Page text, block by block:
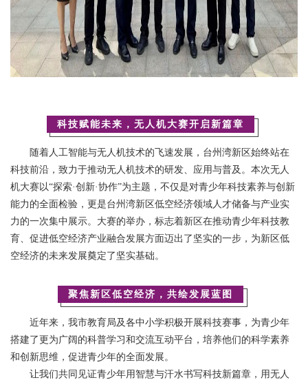
科技赋能未来，无人机大赛开启新篇章
随着人工智能与无人机技术的飞速发展，台州湾新区始终站在
科技前沿，致力于推动无人机技术的研发、应用与普及。本次无人
机大赛以“探索·创新·协作”为主题，不仅是对青少年科技素养与创新
能力的全面检验，更是台州湾新区低空经济领域人才储备与产业实
力的一次集中展示。大赛的举办，标志着新区在推动青少年科技教
育、促进低空经济产业融合发展方面迈出了坚实的一步，为新区低
空经济的未来发展奠定了坚实基础。
聚焦新区低空经济，共绘发展蓝图
近年来，我市教育局及各中小学积极开展科技赛事，为青少年
搭建了更为广阔的科普学习和交流互动平台，培养他们的科学素养
和创新思维，促进青少年的全面发展。
让我们共同见证青少年用智慧与汗水书写科技新篇章，用无人